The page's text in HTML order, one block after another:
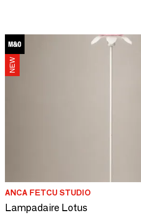
ANCA FETCU STUDIO
Lampadaire Lotus